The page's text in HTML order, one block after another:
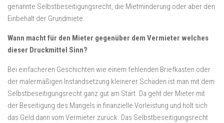
genannte Selbstbeseitigungsrecht, die Mietminderung oder aber den
Einbehalt der Grundmiete.
Wann macht für den Mieter gegenüber dem Vermieter welches
dieser Druckmittel Sinn?
Bei einfacheren Geschichten wie einem fehlenden Briefkasten oder
der malermäßigen Instandsetzung kleinerer Schäden ist man mit dem
Selbstbeseitigungsrecht ganz gut am Start. Da geht der Mieter mit
der Beseitigung des Mangels in finanzielle Vorleistung und holt sich
das Geld dann vom Vermieter zurück. Das Selbstbeseitigungsrecht